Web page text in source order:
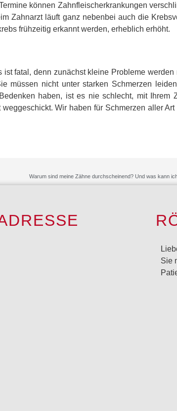
können Zahnfleischerkrankungen
Zahnarzt läuft ganz nebenbei auch die
frühzeitig erkannt werden, erheblich erhöht.
fatal, denn zunächst kleine Probleme werden
müssen nicht unter starken Schmerzen
haben, ist es nie schlecht, mit Ihrem
Wir haben für Schmerzen aller Art
Warum sind meine Zähne durchscheinend? Und was kann
Sie